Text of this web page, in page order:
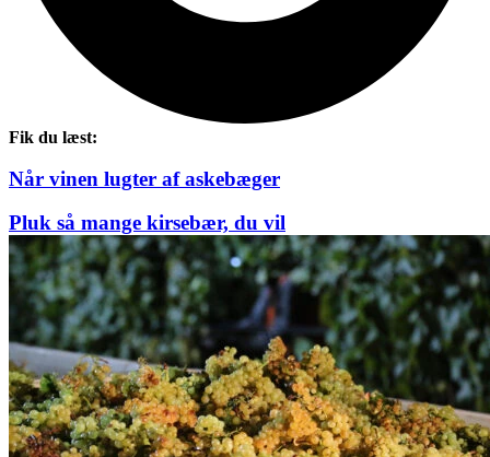
Fik du læst:
Når vinen lugter af askebæger
Pluk så mange kirsebær, du vil